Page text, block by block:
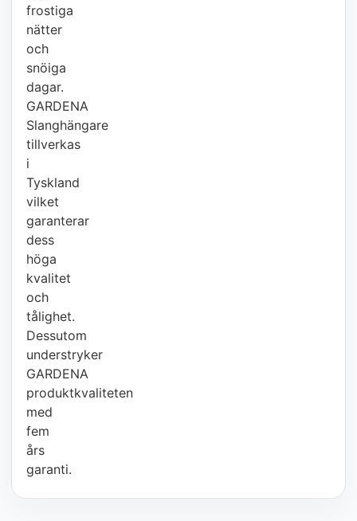
frostiga
nätter
och
snöiga
dagar.
GARDENA
Slanghängare
tillverkas
i
Tyskland
vilket
garanterar
dess
höga
kvalitet
och
tålighet.
Dessutom
understryker
GARDENA
produktkvaliteten
med
fem
års
garanti.